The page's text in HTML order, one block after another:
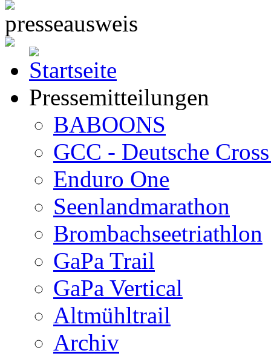
Pressemitteilungen
BABOONS
GCC - Deutsche
Enduro One
Seenlandmarathon
Brombachseetriathlon
GaPa Trail
GaPa Vertical
Altmühltrail
Archiv